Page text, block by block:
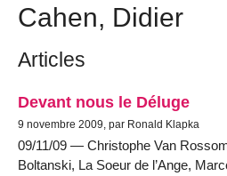
Cahen, Didier
Articles
Devant nous le Déluge
9 novembre 2009, par Ronald Klapka
09/11/09 — Christophe Van
Boltanski, La Soeur de l’Ange,